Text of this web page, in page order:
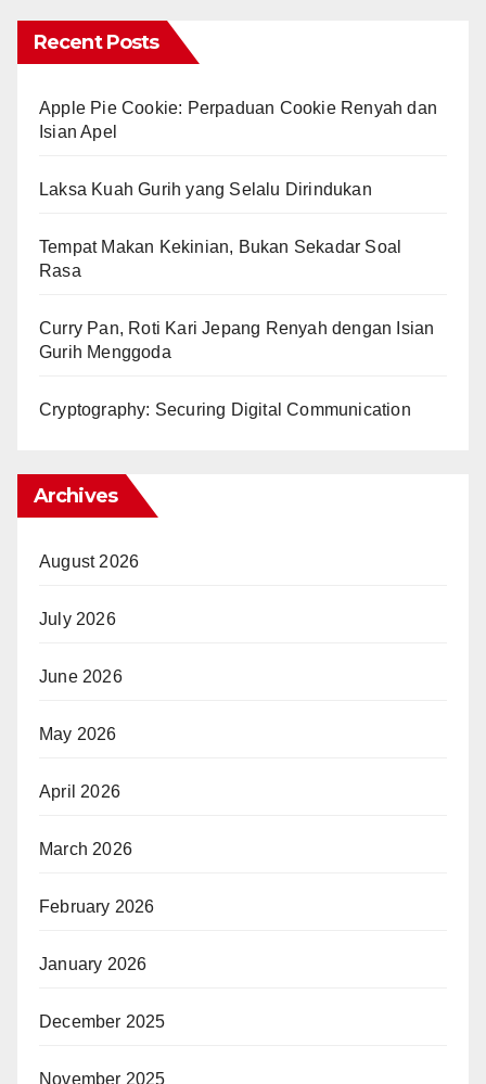
Recent Posts
Apple Pie Cookie: Perpaduan Cookie Renyah dan
Isian Apel
Laksa Kuah Gurih yang Selalu Dirindukan
Tempat Makan Kekinian, Bukan Sekadar Soal
Rasa
Curry Pan, Roti Kari Jepang Renyah dengan Isian
Gurih Menggoda
Cryptography: Securing Digital Communication
Archives
August 2026
July 2026
June 2026
May 2026
April 2026
March 2026
February 2026
January 2026
December 2025
November 2025